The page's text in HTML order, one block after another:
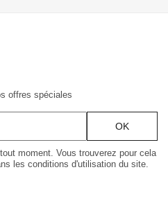
offres spéciales
moment. Vous trouverez pour cela
les conditions d'utilisation du site.